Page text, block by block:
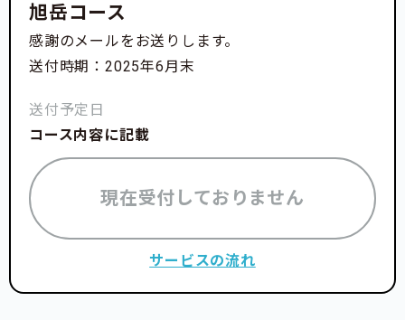
旭岳コース
感謝のメールをお送りします。
送付時期：2025年6月末
送付予定日
コース内容に記載
現在受付しておりません
サービスの流れ